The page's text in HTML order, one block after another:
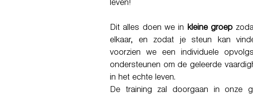
leven!
Dit alles doen we in kleine groep
elkaar, en zodat je steun kan
voorzien we een individuele
ondersteunen om de geleerde
in het echte leven.
De training zal doorgaan in onze